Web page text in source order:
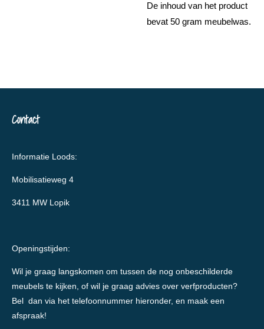
De inhoud van het product
bevat 50 gram meubelwas.
Contact
Informatie Loods:
Mobilisatieweg 4
3411 MW Lopik
Openingstijden:
Wil je graag langskomen om tussen de nog onbeschilderde
meubels te kijken, of wil je graag advies over verfproducten?
Bel dan via het telefoonnummer hieronder, en maak een
afspraak!